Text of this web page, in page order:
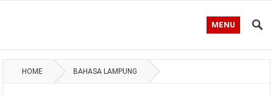
MENU
HOME BAHASA LAMPUNG